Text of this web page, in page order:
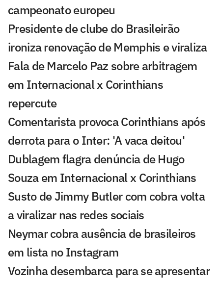
campeonato europeu
Presidente de clube do Brasileirão
ironiza renovação de Memphis e viraliza
Fala de Marcelo Paz sobre arbitragem
em Internacional x Corinthians
repercute
Comentarista provoca Corinthians após
derrota para o Inter: 'A vaca deitou'
Dublagem flagra denúncia de Hugo
Souza em Internacional x Corinthians
Susto de Jimmy Butler com cobra volta
a viralizar nas redes sociais
Neymar cobra ausência de brasileiros
em lista no Instagram
Vozinha desembarca para se apresentar